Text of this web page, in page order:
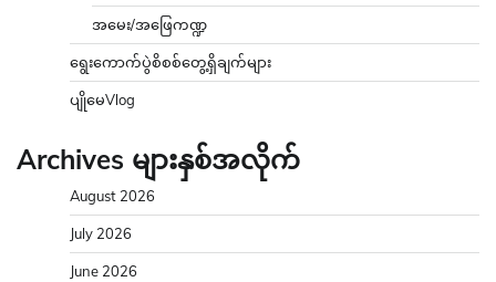
အမေး/အဖြေကဏ္ဍ
ရွေးကောက်ပွဲစိစစ်တွေ့ရှိချက်များ
ပျိုမေVlog
Archives များနှစ်အလိုက်
August 2026
July 2026
June 2026